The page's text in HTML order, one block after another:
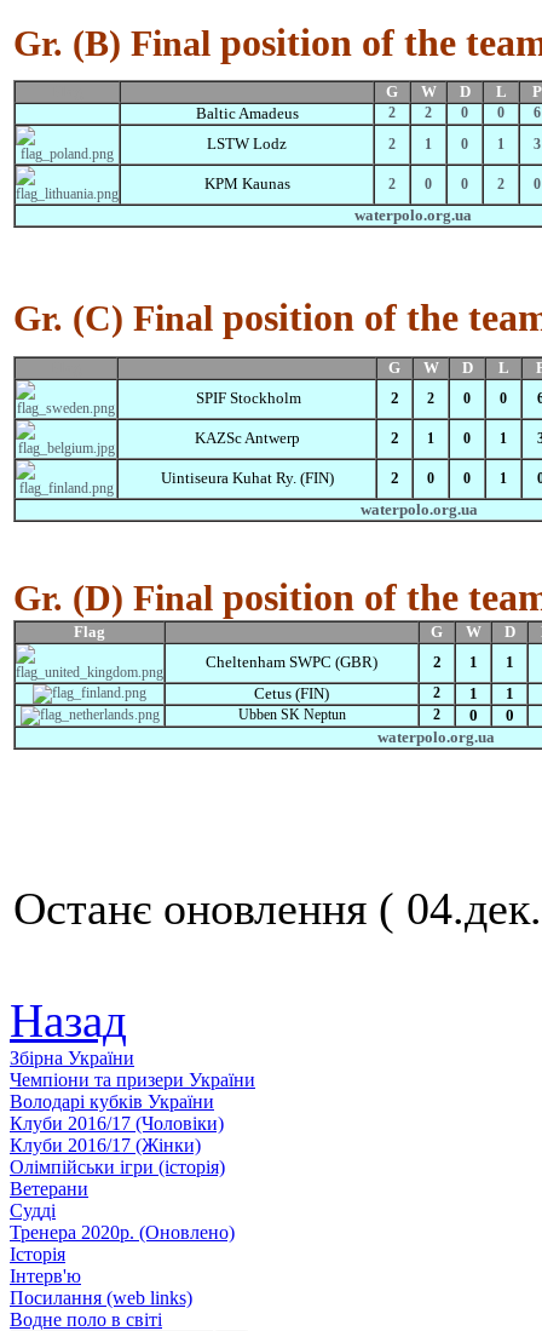
Gr. (B) Final position of the
G W D L
P
Baltic Amadeus
2 2 0 0 6
LSTW Lodz 2 1 0 1 3
KPM Kaunas 2 0 0 2 0
waterpolo.org.ua
Gr. (C) Final position of the
G W D L
SPIF Stockholm
2 2 0 0
KAZSc Antwerp 2 1 0 1
Uintiseura Kuhat Ry. (FIN) 2 0 0 1
waterpolo.org.ua
Gr. (D) Final position of the
Flag G W D
Cheltenham SWPC (GBR)
2 1 1
Cetus (FIN)
2 1 1
Ubben SK Neptun 2 0 0
waterpolo.org.ua
Останє оновлення (
Назад
Збiрна України
Чемпіони та призери України
Володарі кубків України
Клуби 2016/17 (Чоловiки)
Клуби 2016/17 (Жiнки)
Олімпійськи ігри (історія)
Ветерани
Судді
Тренера 2020р. (Оновлено)
Історія
Iнтерв'ю
Посилання (web links)
Водне поло в світі